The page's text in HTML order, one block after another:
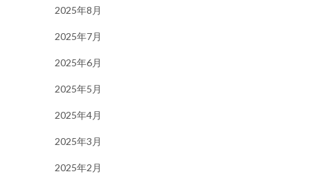
2025年8月
2025年7月
2025年6月
2025年5月
2025年4月
2025年3月
2025年2月